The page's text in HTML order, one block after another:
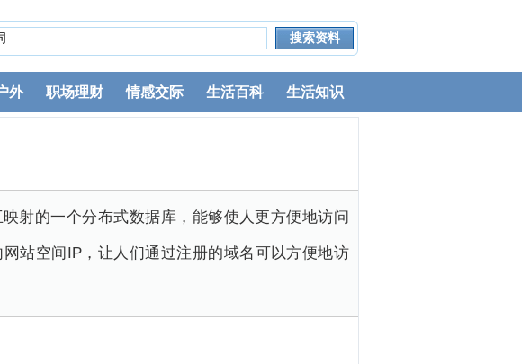
外 职场理财 情感交际 生活百科 生活知识
射的一个分布式数据库，能够使人更方便地访问
站空间IP，让人们通过注册的域名可以方便地访